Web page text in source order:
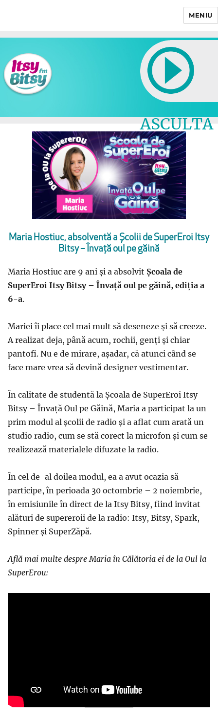
MENIU
ASCULTA
LIVE
Maria Hostiuc, absolventă a Școlii de SuperEroi Itsy
Bitsy – Învață oul pe găină
Maria Hostiuc are 9 ani și a absolvit Școala de
SuperEroi Itsy Bitsy – Învață oul pe găină, ediția a
6-a.
Mariei îi place cel mai mult să deseneze și să creeze.
A realizat deja, până acum, rochii, genți și chiar
pantofi. Nu e de mirare, așadar, că atunci când se
face mare vrea să devină designer vestimentar.
În calitate de studentă la Școala de SuperEroi Itsy
Bitsy – Învață Oul pe Găină, Maria a participat la un
prim modul al școlii de radio și a aflat cum arată un
studio radio, cum se stă corect la microfon și cum se
realizează materialele difuzate la radio.
În cel de-al doilea modul, ea a avut ocazia să
participe, în perioada 30 octombrie – 2 noiembrie,
în emisiunile în direct de la Itsy Bitsy, fiind invitat
alături de supereroii de la radio: Itsy, Bitsy, Spark,
Spinner și SuperZăpă.
Află mai multe despre Maria în Călătoria ei de la Oul la
SuperErou: